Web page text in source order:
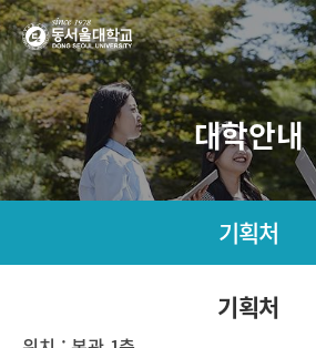
대학안내
기획처
기획처